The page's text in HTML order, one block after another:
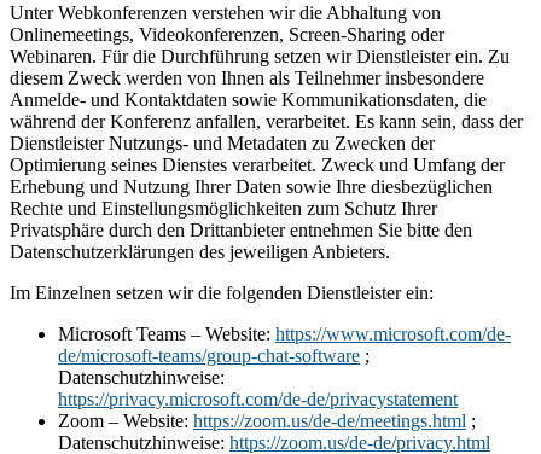
Unter Webkonferenzen verstehen wir die Abhaltung von
Onlinemeetings, Videokonferenzen, Screen-Sharing oder
Webinaren. Für die Durchführung setzen wir Dienstleister ein. Zu
diesem Zweck werden von Ihnen als Teilnehmer insbesondere
Anmelde- und Kontaktdaten sowie Kommunikationsdaten, die
während der Konferenz anfallen, verarbeitet. Es kann sein, dass der
Dienstleister Nutzungs- und Metadaten zu Zwecken der
Optimierung seines Dienstes verarbeitet. Zweck und Umfang der
Erhebung und Nutzung Ihrer Daten sowie Ihre diesbezüglichen
Rechte und Einstellungsmöglichkeiten zum Schutz Ihrer
Privatsphäre durch den Drittanbieter entnehmen Sie bitte den
Datenschutzerklärungen des jeweiligen Anbieters.
Im Einzelnen setzen wir die folgenden Dienstleister ein:
Microsoft Teams – Website: https://www.microsoft.com/de-
de/microsoft-teams/group-chat-software ;
Datenschutzhinweise:
https://privacy.microsoft.com/de-de/privacystatement
Zoom – Website: https://zoom.us/de-de/meetings.html ;
Datenschutzhinweise: https://zoom.us/de-de/privacy.html